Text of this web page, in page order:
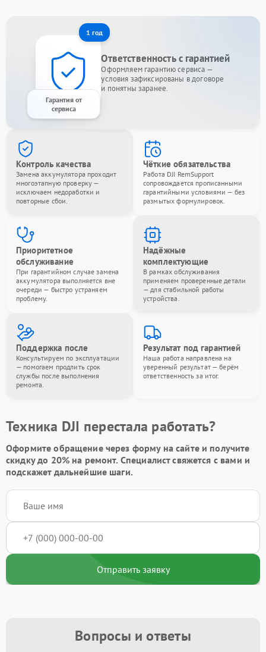
1 год
Гарантия от
сервиса
Ответственность с гарантией
Оформляем гарантию сервиса —
условия зафиксированы в договоре
и понятны заранее.
Контроль качества
Замена аккумулятора проходит
многоэтапную проверку —
исключаем недоработки и
повторные сбои.
Чёткие обязательства
Работа DJI RemSupport
сопровождается прописанными
гарантийными условиями — без
размытых формулировок.
Приоритетное
обслуживание
При гарантийном случае замена
аккумулятора выполняется вне
очереди — быстро устраняем
проблему.
Надёжные
комплектующие
В рамках обслуживания
применяем проверенные детали
— для стабильной работы
устройства.
Поддержка после
Консультируем по эксплуатации
— помогаем продлить срок
службы после выполнения
ремонта.
Результат под гарантией
Наша работа направлена на
уверенный результат — берём
ответственность за итог.
Техника DJI перестала работать?
Оформите обращение через форму на сайте и получите
скидку до 20%на ремонт. Специалист свяжется с вами и
подскажет дальнейшие шаги.
Отправить заявку
Вопросы и ответы